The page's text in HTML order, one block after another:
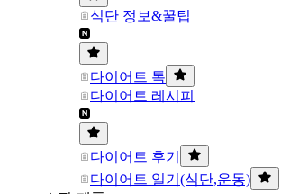
식단 정보&꿀팁
다이어트 톡
다이어트 레시피
다이어트 후기
다이어트 일기(식단,운동)